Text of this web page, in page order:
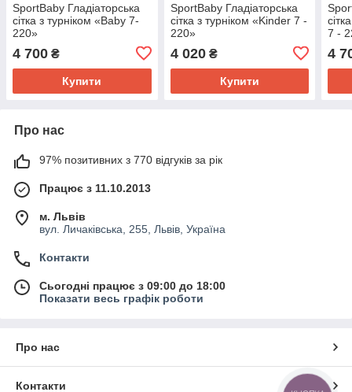
SportBaby Гладіаторська
сітка з турніком «Baby 7-
220»
4 700 ₴
Купити
SportBaby Гладіаторська
сітка з турніком «Kinder 7 -
220»
4 020₴
Купити
7 -
4
Про нас
97% позитивних з 770 відгуків за рік
Працює з 11.10.2013
м. Львів
вул. Личаківська, 255, Львів, Україна
Контакти
Сьогодні працює з 09:00 до 18:00
Показати весь графік роботи
Про нас
Контакти